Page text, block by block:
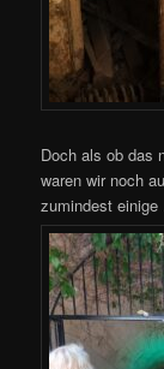
Doch als ob das
waren wir noch
zumindest